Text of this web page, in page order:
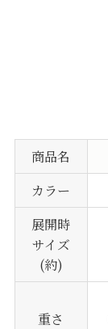
商品名
カラー
展開時
サイズ
(約)
重さ